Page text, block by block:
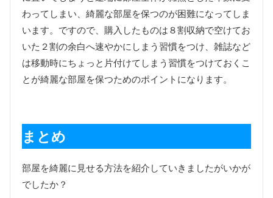
わってしまい、綺麗な部屋を保つのが困難になってしま
います。ですので、購入したものは８割収納で空けてお
いた２割の余白へ速やかにしまう習慣をつけ、雑誌など
は移動時にちょっと片付けてしまう習慣をつけておくこ
とが綺麗な部屋を保つためのポイントになります。
まとめ
部屋を綺麗に見せる方法を紹介していきましたがいかが
でしたか？